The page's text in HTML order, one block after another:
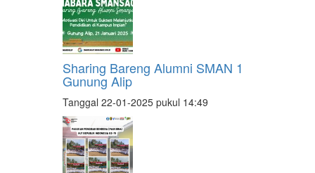
Sharing Bareng Alumni SMAN 1
Gunung Alip
Tanggal 22-01-2025 pukul 14:49